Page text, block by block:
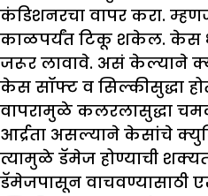
कंडिशनरचा वापर करा.
काळपर्यंत टिकू शकेल. केस
जरूर लावावे. असं केल्याने
केस सॉफ्ट व सिल्कीसुद्धा
वापरामुळे कलरलासुद्धा
आर्द्रता असल्याने केसांचे
त्यामुळे डॅमेज होण्याची
डॅमेजपासून वाचवण्यासाठी